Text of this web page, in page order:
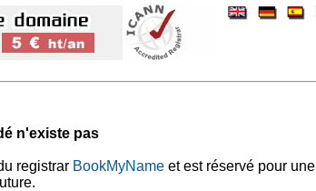
n'existe pas
registrar BookMyName et est réservé pour une